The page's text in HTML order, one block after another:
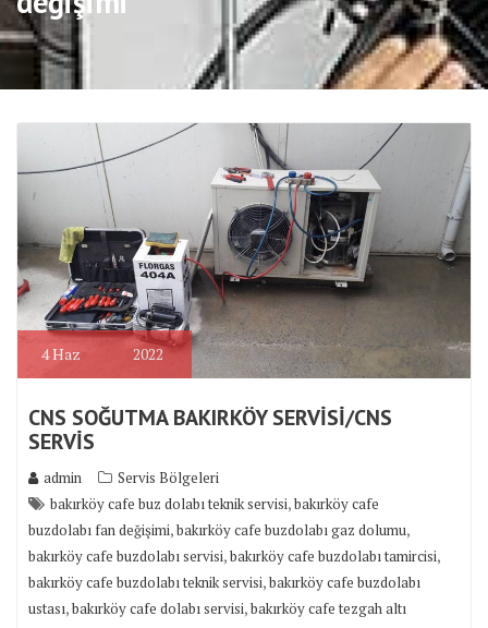
4Haz 2022
CNS SOĞUTMA BAKIRKÖY SERVİSİ/CNS
SERVİS
admin
Servis Bölgeleri
bakırköy cafe buz dolabı teknik servisi,bakırköy cafe
buzdolabı fan değişimi,bakırköy cafe buzdolabı gaz dolumu,
bakırköy cafe buzdolabı servisi,bakırköy cafe buzdolabı tamircisi,
bakırköy cafe buzdolabı teknik servisi,bakırköy cafe buzdolabı
ustası,bakırköy cafe dolabı servisi,bakırköy cafe tezgah altı